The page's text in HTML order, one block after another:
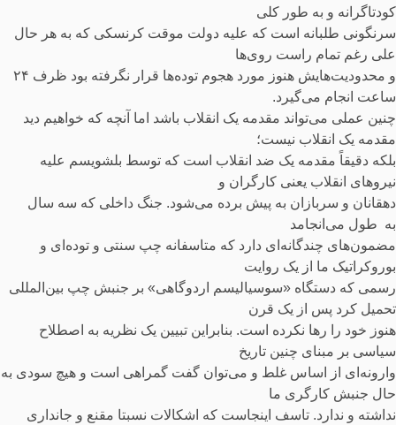
کودتاگرانه و به طور کلی
سرنگونی طلبانه است که علیه دولت موقت کرنسکی که به هر حال
علی رغم تمام ‌راست روی‌ها
و محدودیت‌هایش هنوز مورد هجوم توده‌ها قرار نگرفته بود ظرف ۲۴
ساعت انجام می‌گیرد.
چنین عملی می‌تواند مقدمه یک انقلاب باشد اما آنچه که خواهیم دید
مقدمه یک انقلاب نیست؛
بلکه دقیقاً مقدمه یک ضد انقلاب است که توسط بلشویسم علیه
نیروهای انقلاب یعنی کارگران و
دهقانان و سربازان به پیش برده می‌شود. جنگ داخلی که سه سال
به طول می‌انجامد
مضمون‌های چندگانه‌ای دارد که متاسفانه چپ سنتی و توده‌ای و
بوروکراتیک ما از یک روایت
رسمی که دستگاه «سوسیالیسم اردوگاهی» بر جنبش چپ بین‌المللی
تحمیل کرد پس از یک قرن
هنوز خود را رها نکرده است. بنابراین تبیین یک نظریه به اصطلاح
سیاسی بر مبنای چنین تاریخ
وارونه‌ای از اساس غلط و می‌توان گفت گمراهی است و هیچ سودی به
حال جنبش کارگری ما
نداشته و ندارد. تاسف اینجاست که اشکالات نسبتا مقنع و جانداری